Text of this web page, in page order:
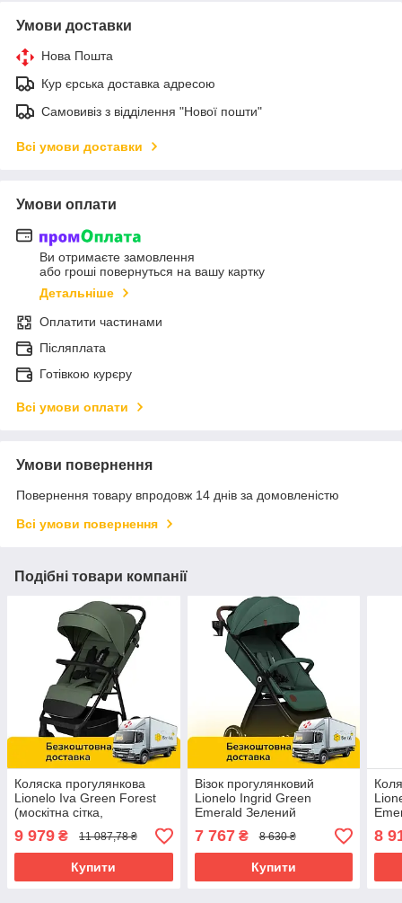
Умови доставки
Нова Пошта
Кур єрська доставка адресою
Самовивіз з відділення "Нової пошти"
Всі умови доставки
Умови оплати
Ви отримаєте замовлення
або гроші повернуться на вашу картку
Детальніше
Оплатити частинами
Післяплата
Готівкою курєру
Всі умови оплати
Умови повернення
Повернення товару впродовж 14 днів за домовленістю
Всі умови повернення
Подібні товари компанії
Коляска прогулянкова
Lionelo Iva Green Forest
(москітна сітка,
підсклянник) Зелений
9 979 ₴ 11 087,78 ₴
Купити
Візок прогулянковий
Lionelo Ingrid Green
Emerald Зелений
7 767₴ 8 630 ₴
Купити
8